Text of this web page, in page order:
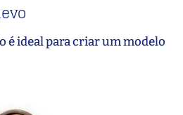
é ideal para criar um modelo